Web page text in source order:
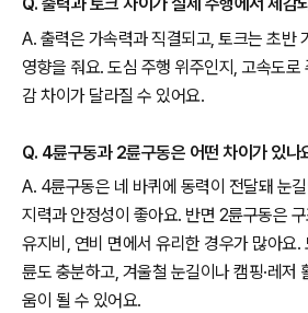
A. 출력은 가속력과 직결되고, 토크는 초반
영향을 줘요. 도심 주행 위주인지, 고속도로
감 차이가 달라질 수 있어요.
Q. 4륜구동과 2륜구동은 어떤 차이가 있나
A. 4륜구동은 네 바퀴에 동력이 전달돼 눈
지력과 안정성이 좋아요. 반면 2륜구동은
유지비, 연비 면에서 유리한 경우가 많아요
륜도 충분하고, 겨울철 눈길이나 캠핑·레저
움이 될 수 있어요.